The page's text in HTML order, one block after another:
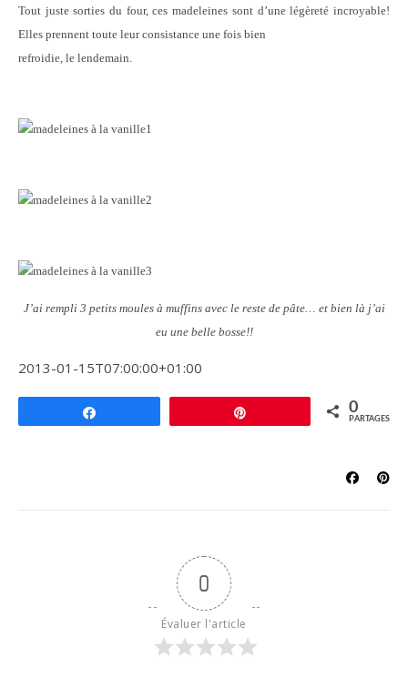
Tout juste sorties du four, ces madeleines sont d’une légèreté incroyable!
Elles prennent toute leur consistance une fois bien
refroidie, le lendemain.
J’ai rempli 3 petits moules à muffins avec le reste de pâte… et bien là j’ai
eu une belle bosse!!
2013-01-15T07:00:00+01:00
0
PARTAGES
0
Évaluer l'article